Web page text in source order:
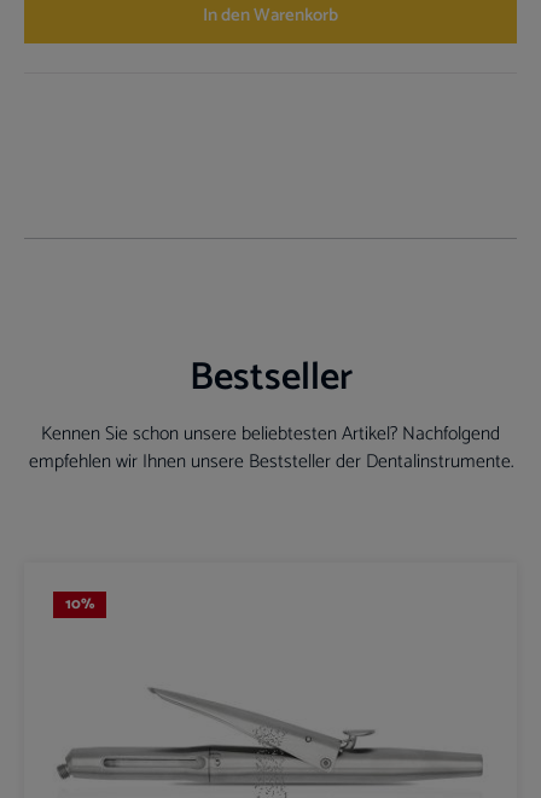
In den Warenkorb
Bestseller
Kennen Sie schon unsere beliebtesten Artikel? Nachfolgend
empfehlen wir Ihnen unsere Beststeller der Dentalinstrumente.
10%